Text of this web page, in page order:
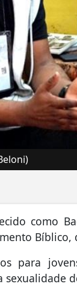
como
para
sexualidade